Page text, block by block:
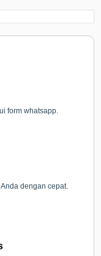
form whatsapp.
dengan cepat.